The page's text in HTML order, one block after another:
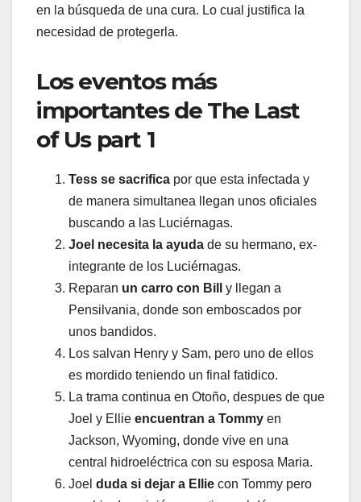
en la búsqueda de una cura. Lo cual justifica la
necesidad de protegerla.
Los eventos más
importantes de The Last
of Us part 1
Tess se sacrifica por que esta infectada y
de manera simultanea llegan unos oficiales
buscando a las Luciérnagas.
Joel necesita la ayuda de su hermano, ex-
integrante de los Luciérnagas.
Reparan un carro con Bill
y llegan a
Pensilvania, donde son emboscados por
unos bandidos.
Los salvan Henry y Sam, pero uno de ellos
es mordido teniendo un final fatidico.
La trama continua en Otoño, despues de que
Joel y Ellie encuentran a Tommy en
Jackson, Wyoming, donde vive en una
central hidroeléctrica con su esposa Maria.
Joel duda si dejar a Ellie con Tommy pero